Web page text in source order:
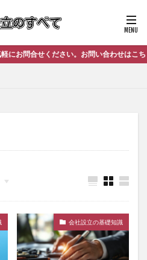
問合せください。お問い合わせはこちらま
会社設立の基礎知識